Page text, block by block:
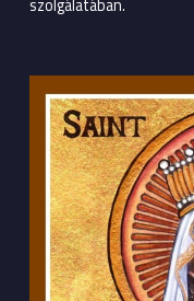
szolgálatában.